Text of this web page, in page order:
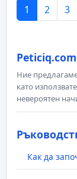
1 2 3
Peticiq.com
Ние
като
невероятен
Как да